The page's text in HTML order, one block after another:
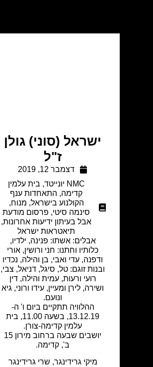
ישראל (סוני) גולן
ז"ל
דצמבר 12, 2019
NMC יונייטד
, בית עלמין
קדימה, התאחדות ענף
הקולנוע בישראל, מנוח,
סינמה סיטי, פרסום מודעת
אבל בעיתון ידיעות אחרונות,
תיאטראות ישראל
אבלים: אשתו: פנינה, ילדיו,
כלותיו וחתנו: חני ורושין, אורי
ודפנה, עדי ואבי, בן והילה, נכדיו
ובנות זוגם: טל, סיגל, דניאל, צבי,
רועי ורעות, עמית והילה, דין
ושירה, לירן ומעיין, עידו ורוני, גיא
ונועם.
ההלוויה תתקיים ביום ו' ה-
13.12.19, בשעה 11.00, בית
עלמין קדימה-צורן.
יושבים שבעה ברחוב מירון 15
ב', קדימה.
מיקי גרידינגר, שרי גרידינגר